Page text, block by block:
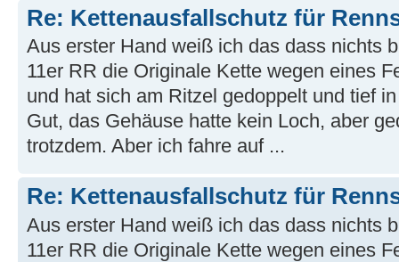
Re: Kettenausfallschutz für
Aus erster Hand weiß ich das dass nichts
11er RR die Originale Kette wegen eines
und hat sich am Ritzel gedoppelt und tief
Gut, das Gehäuse hatte kein Loch, aber
trotzdem. Aber ich fahre auf ...
Re: Kettenausfallschutz für
Aus erster Hand weiß ich das dass nichts
11er RR die Originale Kette wegen eines